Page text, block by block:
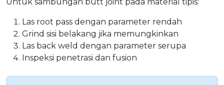
Las root pass dengan parameter rendah
Grind sisi belakang jika memungkinkan
Las back weld dengan parameter serupa
Inspeksi penetrasi dan fusion